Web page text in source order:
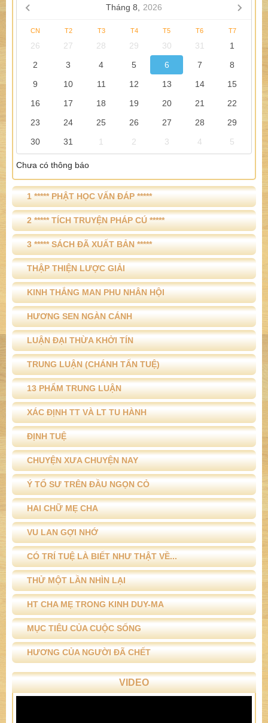
Tháng 8, 2026
CN T2 T3 T4 T5 T6 T7
26 27 28 29 30 31
1
2
3 4 5 6 7
8
9
10 11 12 13 14
15
16
17 18 19 20 21
22
23
24 25 26 27 28
29
30
31 1 2 3 4 5
Chưa có thông báo
1 ***** PHẬT HỌC VẤN ĐÁP *****
2 ***** TÍCH TRUYỆN PHÁP CÚ *****
3 ***** SÁCH ĐÃ XUẤT BẢN *****
THẬP THIỆN LƯỢC GIẢI
KINH THẮNG MAN PHU NHÂN HỘI
HƯƠNG SEN NGÀN CÁNH
LUẬN ĐẠI THỪA KHỞI TÍN
TRUNG LUẬN (CHÁNH TẤN TUỆ)
13 PHẨM TRUNG LUẬN
XÁC ĐỊNH TT VÀ LT TU HÀNH
ĐỊNH TUỆ
CHUYỆN XƯA CHUYỆN NAY
Ý TỔ SƯ TRÊN ĐẦU NGỌN CỎ
HAI CHỮ MẸ CHA
VU LAN GỢI NHỚ
CÓ TRÍ TUỆ LÀ BIẾT NHƯ THẬT VỀ...
THỬ MỘT LẦN NHÌN LẠI
HT CHA MẸ TRONG KINH DUY-MA
MỤC TIÊU CỦA CUỘC SỐNG
HƯƠNG CỦA NGƯỜI ĐÃ CHẾT
VIDEO